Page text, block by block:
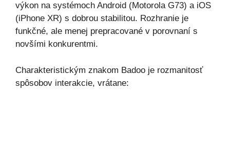
výkon na systémoch Android (Motorola G73) a iOS
(iPhone XR) s dobrou stabilitou. Rozhranie je
funkčné, ale menej prepracované v porovnaní s
novšími konkurentmi.
Charakteristickým znakom Badoo je rozmanitosť
spôsobov interakcie, vrátane: